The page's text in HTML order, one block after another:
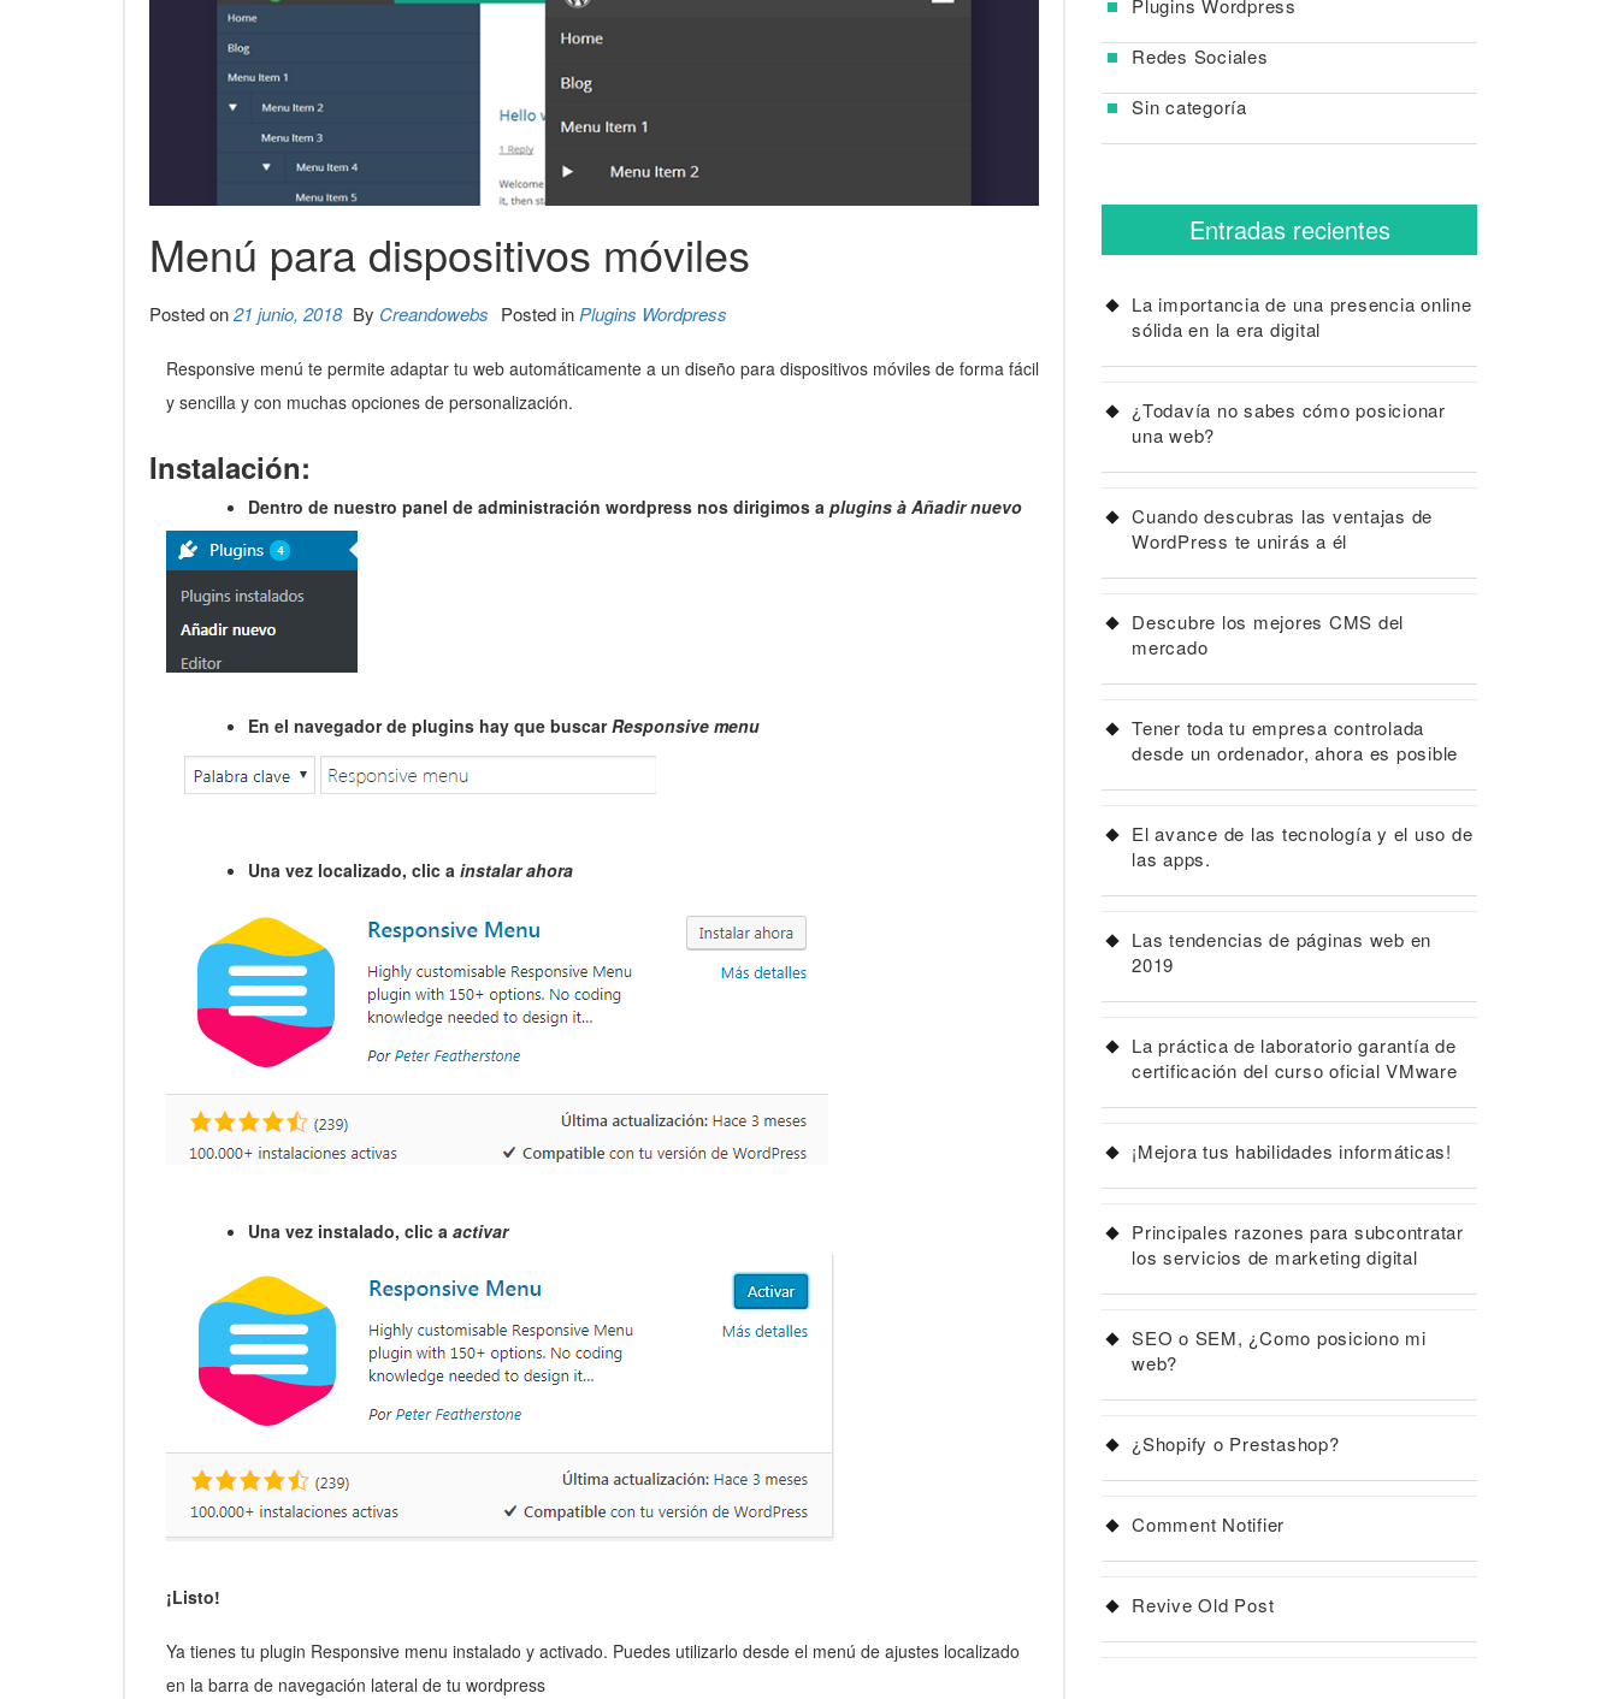
Menú para dispositivos móviles
Posted on21 junio, 2018 By Creandowebs Posted in Plugins Wordpress
Responsive menú te permite adaptar tu web automáticamente a un diseño para dispositivos móviles de forma fácil
y sencilla y con muchas opciones de personalización.
Instalación:
Dentro de nuestro panel de administración wordpress nos dirigimos a plugins à Añadir nuevo
En el navegador de plugins hay que buscarResponsive menu
Una vez localizado, clic a instalar ahora
Una vez instalado, clic a activar
¡Listo!
Ya tienes tu plugin Responsive menu instalado y activado. Puedes utilizarlo desde el menú de ajustes localizado
en la barra de navegación lateral de tu wordpress
Redes Sociales
Sin categoría
Entradas recientes
La importancia de una presencia online
sólida en la era digital
¿Todavía no sabes cómo posicionar
una web?
Cuando descubras las ventajas de
WordPress te unirás a él
Descubre los mejores CMS del
mercado
Tener toda tu empresa controlada
desde un ordenador, ahora es posible
El avance de las tecnología y el uso de
las apps.
Las tendencias de páginas web en
2019
La práctica de laboratorio garantía de
certificación del curso oficial VMware
¡Mejora tus habilidades informáticas!
Principales razones para subcontratar
los servicios de marketing digital
SEO o SEM, ¿Como posiciono mi
web?
¿Shopify o Prestashop?
Comment Notifier
Revive Old Post